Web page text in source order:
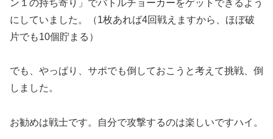
ン１の持ち寄り」でバトルチョーカーをゲットできるよう
にしていました。（1枚あれば4回戦えますから、ほぼ破
片でも10個貯まる）
でも、やっぱり、サポでも倒しておこうと考えて挑戦、倒
しました。
お勧めは戦士です。自分で攻撃するのは楽しいですハイ。